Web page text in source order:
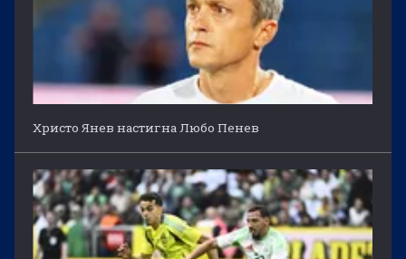
Христо Янев настигна Любо Пенев